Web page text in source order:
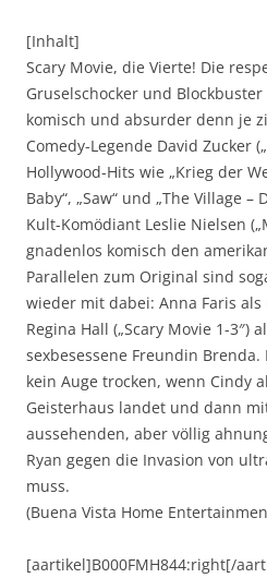
[Inhalt]
Scary Movie, die Vierte! Die
Gruselschocker und
komisch und absurder denn je
Comedy-Legende David Zucker
Hollywood-Hits wie „Krieg der
Baby“, „Saw“ und „The Village
Kult-Komödiant Leslie Nielsen
gnadenlos komisch den
Parallelen zum Original sind
wieder mit dabei: Anna Faris
Regina Hall („Scary Movie 1-3″)
sexbesessene Freundin
kein Auge trocken, wenn Cindy
Geisterhaus landet und dann
aussehenden, aber völlig
Ryan gegen die Invasion von
muss.
(Buena Vista Home
[aartikel]B000FMH844:right[/